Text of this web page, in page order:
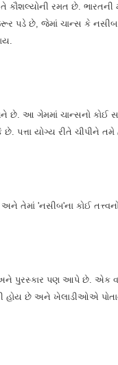
રમત છે. ભારતની
પડે છે, જેમાં ચાન્સ કે
છે. આ ગેમમાં ચાન્સનો કોઈ
યોગ્ય રીતે ચીપીને તમે
તેમાં 'નસીબ'ના કોઈ
અને પુરસ્કાર પણ આપે છે. એક
હોય છે અને ખેલાડીઓએ